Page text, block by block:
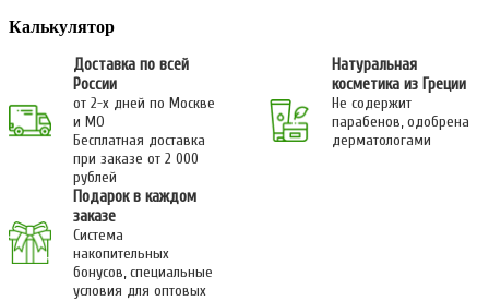
Калькулятор
Доставка по всей
России
от 2-х дней по Москве
и МО
Бесплатная доставка
при заказе от 2 000
рублей
Натуральная
косметика из Греции
Не содержит
парабенов, одобрена
дерматологами
Подарок в каждом
заказе
Система
накопительных
бонусов, специальные
условия для оптовых